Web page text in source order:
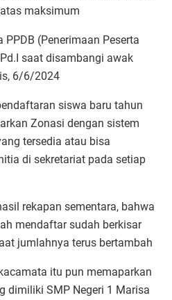
maksimum
(Penerimaan Peserta
saat disambangi awak
6/6/2024
siswa baru tahun
Zonasi dengan sistem
tersedia atau bisa
di sekretariat pada setiap
rekapan sementara, bahwa
mendaftar sudah berkisar
jumlahnya terus bertambah
itu pun memaparkan
dimiliki SMP Negeri 1 Marisa